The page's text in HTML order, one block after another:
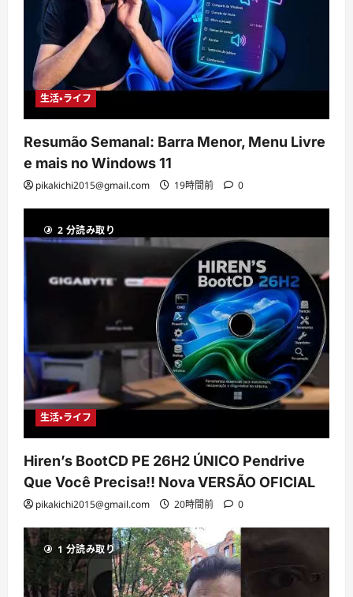
生活・ライフ
Resumão Semanal: Barra Menor, Menu Livre
e mais no Windows 11
pikakichi2015@gmail.com 19時間前 0
2 分読み取り
生活・ライフ
Hiren’s BootCD PE 26H2 ÚNICO Pendrive
Que Você Precisa!! Nova VERSÃO OFICIAL
pikakichi2015@gmail.com 20時間前 0
1 分読み取り